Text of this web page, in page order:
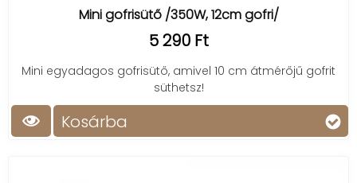
Mini gofrisütő /350W, 12cm gofri/
5 290 Ft
Mini egyadagos gofrisütő, amivel 10 cm átmérőjű gofrit
süthetsz!
Kosárba